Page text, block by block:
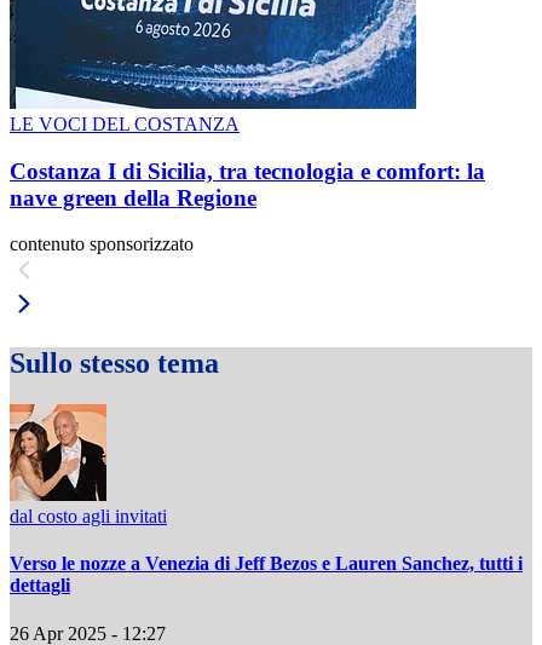
LE VOCI DEL COSTANZA
Costanza I di Sicilia, tra tecnologia e comfort: la
nave green della Regione
contenuto sponsorizzato
Sullo stesso tema
dal costo agli invitati
Verso le nozze a Venezia di Jeff Bezos e Lauren Sanchez, tutti i
dettagli
26 Apr 2025 - 12:27